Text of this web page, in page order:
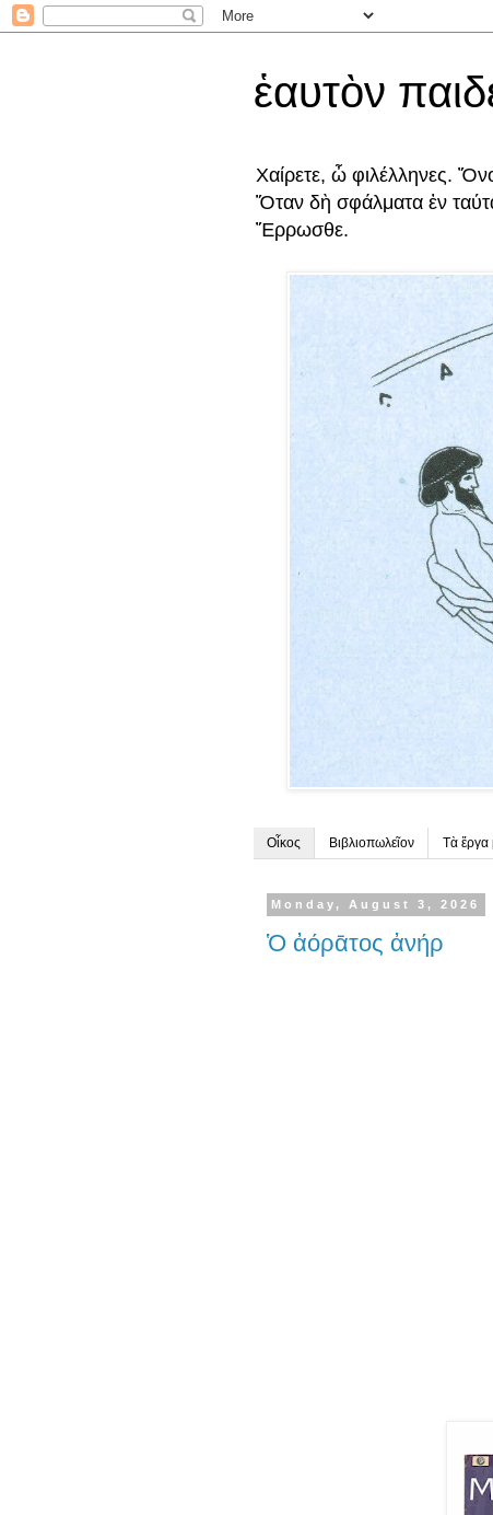
ἑαυτὸν
Χαίρετε, ὦ φιλέλληνες.
Ὅταν δὴ σφάλματα ἐν
Ἔρρωσθε.
Οἶκος Βιβλιοπωλεῖον Τὰ ἔργα
Monday, August 3, 2026
Ὁ ἀόρᾱτος ἀνήρ